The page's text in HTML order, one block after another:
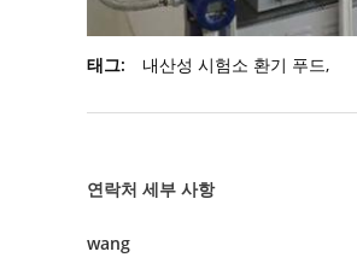
태그: 내산성 시험소 환기 푸드,
연락처 세부 사항
wang